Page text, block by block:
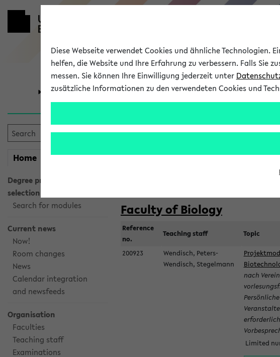
University Research Studies
Home myeKVV
Degree programme
selection
Search for modules
Current news
Now!
Room changes
News
Calendar integration
and newsfeeds
Organisation
Faculties
Teaching staff
Examinations
Courses taught in
Semester:
Faculty of Biology
Reference
no.
Teaching staff Topic
200923
Wendisch, Peters-
Wendisch, Stegelmann
nach
Limited
Diese Webseite verwendet Cookies und ähnliche
helfen, die Website und Ihre Erfahrung zu verbessern. Falls Sie
messen. Sie können Ihre Einwilligung jederzeit unter
zusätzliche Informationen zu den verwendeten Cookies und